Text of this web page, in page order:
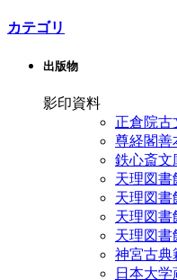
カテゴリ
出版物
影印資料
正倉院古
尊経閣善
鉄心斎
天理図
天理図
天理図
天理図
神宮古典
日本大